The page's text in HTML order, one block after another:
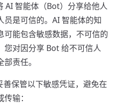
AI 智能体（Bot）分享给他人
员是可信的。AI 智能体的知
可能包含敏感数据，不可信的
您对因分享 Bot 给不可信人
责任。
善保管以下敏感凭证，避免在
输：